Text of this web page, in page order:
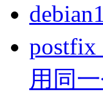
postfix
用同